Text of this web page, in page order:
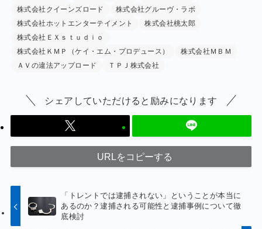
株式会社クイーンズロード
株式会社グルーヴ・ラボ
株式会社ホットエンターテイメント
株式会社桃太郎
株式会社ＥＸｓｔｕｄｉｏ
株式会社ＫＭＰ（ケイ・エム・プロデュース）
株式会社ＭＢＭ
ＡＶの違法アップロード
ＴＰＪ株式会社
シェアしていただけると励みになります
URLをコピーする
「トレントでは逮捕されない」ということが本当に
あるのか？逮捕される可能性と逮捕事例について徹
底検討